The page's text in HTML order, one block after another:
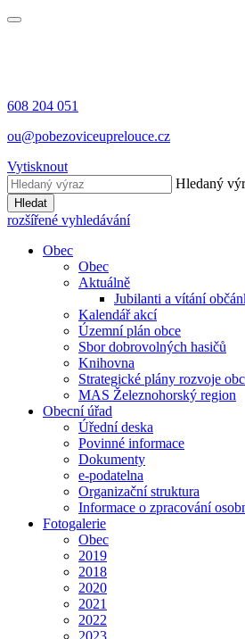
608 204 051
ou@pobezoviceuprelouce.cz
Vytisknout
Hledaný
Hledat
rozšířené vyhledávání
Obec
Obec
Aktuálně
Jubilanti a vítání
Kalendář akcí
Územní plán obce
Sbor dobrovolných hasičů
Knihovna
Strategické plány rozvoje
MAS Železnohorský region
Obecní úřad
Úřední deska
Povinné informace
Dokumenty
e-podatelna
Organizační struktura
Informace o zpracování
Fotogalerie
Obec
2019
2018
2020
2021
2022
2023